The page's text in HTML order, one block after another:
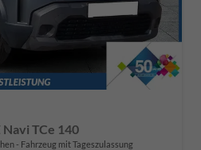
TCe 140
Fahrzeug mit Tageszulassung